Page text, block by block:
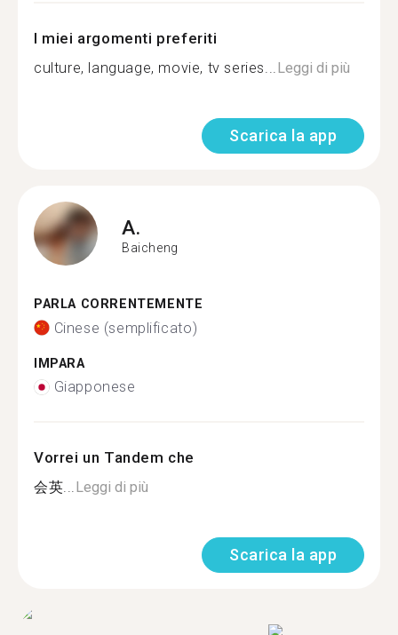
I miei argomenti preferiti
culture, language, movie, tv series...Leggi di più
Scarica la app
A.
Baicheng
PARLA CORRENTEMENTE
Cinese (semplificato)
IMPARA
Giapponese
Vorrei un Tandem che
会英...Leggi di più
Scarica la app